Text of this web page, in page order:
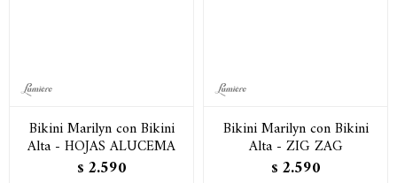
Bikini Marilyn con Bikini
Alta - HOJAS ALUCEMA
$ 2.590
Bikini Marilyn con Bikini
Alta - ZIG ZAG
$ 2.590